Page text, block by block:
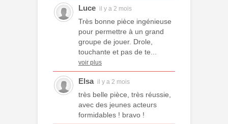
Luce il y a 2 mois
Très bonne pièce ingénieuse
pour permettre à un grand
groupe de jouer. Drole,
touchante et pas de te...
voir plus
Elsa il y a 2 mois
très belle pièce, très réussie,
avec des jeunes acteurs
formidables ! bravo !